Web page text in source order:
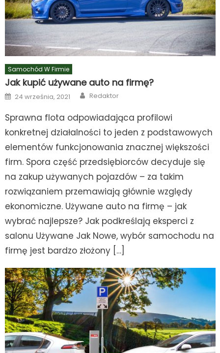
Samochód W Firmie
Jak kupić używane auto na firmę?
Posted
on
24 września, 2021 Author
Redaktor
Sprawna flota odpowiadająca profilowi
konkretnej działalności to jeden z podstawowych
elementów funkcjonowania znacznej większości
firm. Spora część przedsiębiorców decyduje się
na zakup używanych pojazdów – za takim
rozwiązaniem przemawiają głównie względy
ekonomiczne. Używane auto na firmę – jak
wybrać najlepsze? Jak podkreślają eksperci z
salonu Używane Jak Nowe, wybór samochodu na
firmę jest bardzo złożony […]